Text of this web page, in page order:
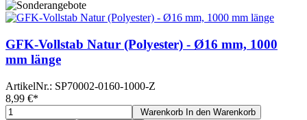
GFK-Vollstab Natur (Polyester) - Ø16 mm, 1000
mm länge
ArtikelNr.: SP70002-0160-1000-Z
8,99 €*
Warenkorb In den Warenkorb